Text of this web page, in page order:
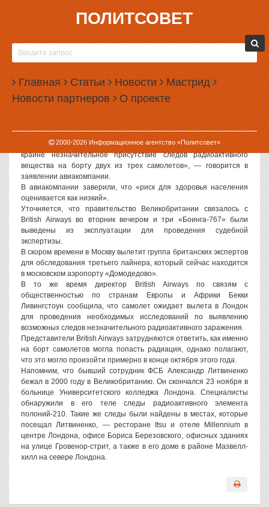
ПОЛИТСОВЕТ
Главная Статьи Новости Мастрид
Новости партнеров О проекте
2000-2026Информационное агентство «Политсовет»
30.11.2006, 10:36
САМОЛЕТЫ BRITISH AIRWAYS ЗАРАЖЕНЫ
РАДИАЦИЕЙ
Политсовет, 30.11.2006. Вчера вечером авиакомпания British
Airways сообщила, что три ее самолета «Боинг-767» имеют
отношение к расследованию смерти экс-сотрудника ФСБ РФ
Александра Литвиненко.
«Первоначальные результаты судебной экспертизы, которые
были подтверждены во второй половине текущего дня, показали
крайне незначительное присутствие следов радиоактивного
вещества на борту двух из трех самолетов», — говорится в
заявлении авиакомпании.
В авиакомпании заверили, что «риск для здоровья населения
оценивается как низкий».
Уточняется, что правительство Великобритании связалось с
British Airways во вторник вечером и три «Боинга-767» были
выведены из эксплуатации для проведения судебной
экспертизы.
В скором времени в Москву вылетит группа британских экспертов
для обследования третьего лайнера, который сейчас находится
в московском аэропорту «Домодедово».
В то же время директор British Airways по связям с
общественностью по странам Европы и Африки Бекки
Ливингстоун сообщила, что самолет ожидает вылета в Лондон
для проведения необходимых исследований по выявлению
возможных следов незначительного радиоактивного заражения.
Представители British Airways затрудняются ответить, как именно
на борт самолетов могла попасть радиация, однако полагают,
что это могло произойти примерно в конце октября этого года.
Напомним, что бывший сотрудник ФСБ Александр Литвиненко
бежал в 2000 году в Великобританию. Он скончался 23 ноября в
больнице Университетского колледжа Лондона. Специалисты
обнаружили в его теле следы радиоактивного элемента
полоний-210. Такие же следы были найдены в местах, которые
посещал Литвиненко, — ресторане Itsu и отеле Millennium в
центре Лондона, офисе Бориса Березовского, офисных зданиях
на улице Гровенор-стрит, а также в его доме в районе Мазвелл-
хилл на севере Лондона.